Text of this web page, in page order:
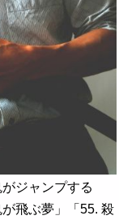
ジャンプする
飛ぶ夢」「55. 殺